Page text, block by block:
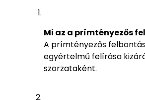
Mi az a prímtényezős
A prímtényezős
egyértelmű felírása
szorzataként.